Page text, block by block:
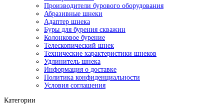
Производители бурового оборудования
Абразивные шнеки
Адаптер шнека
Буры для бурения скважин
Колонковое бурение
Телескопический шнек
Технические характеристики шнеков
Удлинитель шнека
Информация о доставке
Политика конфиденциальности
Условия соглашения
Категории